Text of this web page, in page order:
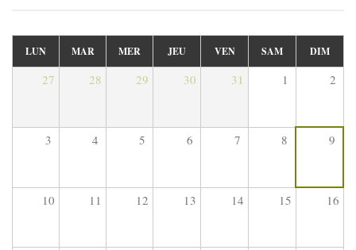
LUN MAR MER JEU VEN SAM DIM
27 28 29 30 31 1 2
3 4 5 6 7 8 9
10 11 12 13 14 15 16